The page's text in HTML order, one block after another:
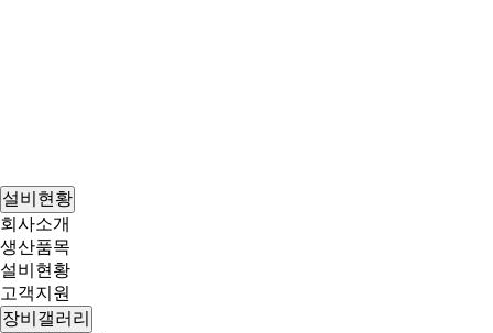
설비현황
회사소개
생산품목
설비현황
고객지원
장비갤러리